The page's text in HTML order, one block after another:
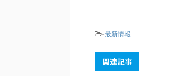
-最新情報
関連記事